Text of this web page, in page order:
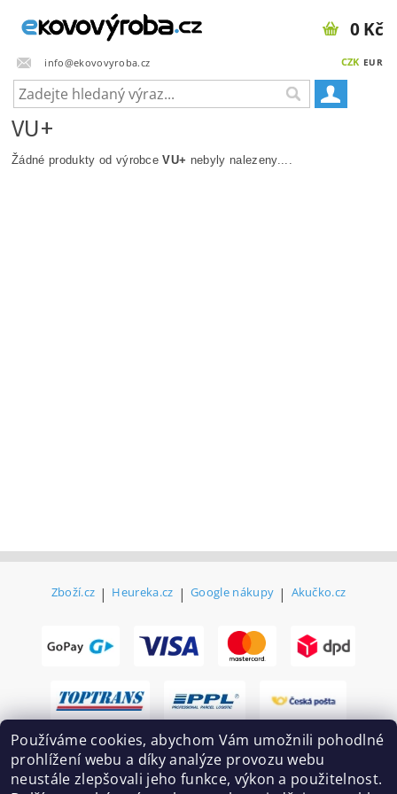
info@ekovovyroba.cz CZK EUR
0 Kč
VU+
Žádné produkty od výrobceVU+ nebyly nalezeny....
Zboží.cz | Heureka.cz | Google nákupy | Akučko.cz
Používáme cookies, abychom Vám umožnili pohodlné
prohlížení webu a díky analýze provozu webu
neustále zlepšovali jeho funkce, výkon a použitelnost.